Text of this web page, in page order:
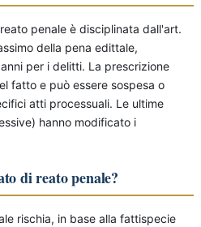
penale è disciplinata dall'art.
della pena edittale,
per i delitti. La prescrizione
fatto e può essere sospesa o
atti processuali. Le ultime
hanno modificato i
di reato penale?
rischia, in base alla fattispecie